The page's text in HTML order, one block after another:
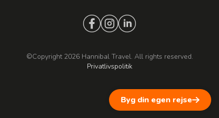
Byg din egen rejse
©Copyright 2026 Hannibal Travel. All rights reserved.
Privatlivspolitik